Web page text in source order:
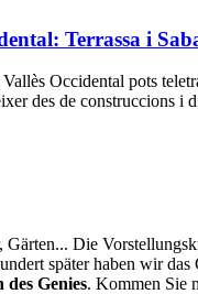
Terrassa i
Occidental pots
des de construccions
Die
später haben wir
Genies. Kommen Sie